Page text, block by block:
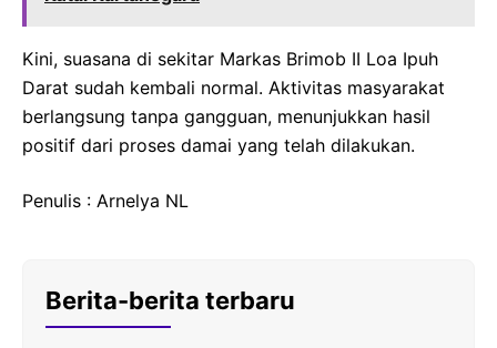
Kini, suasana di sekitar Markas Brimob II Loa Ipuh
Darat sudah kembali normal. Aktivitas masyarakat
berlangsung tanpa gangguan, menunjukkan hasil
positif dari proses damai yang telah dilakukan.
Penulis : Arnelya NL
Berita-berita terbaru